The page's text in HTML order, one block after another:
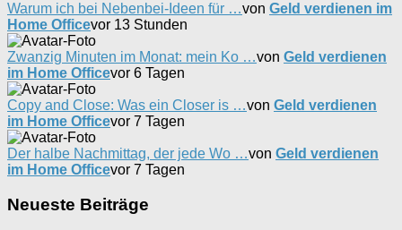
Warum ich bei Nebenbei-Ideen für …von Geld verdienen im
Home Officevor 13 Stunden
Zwanzig Minuten im Monat: mein Ko …von Geld verdienen
im Home Officevor 6 Tagen
Copy and Close: Was ein Closer is …von Geld verdienen
im Home Officevor 7 Tagen
Der halbe Nachmittag, der jede Wo …von Geld verdienen
im Home Officevor 7 Tagen
Neueste Beiträge